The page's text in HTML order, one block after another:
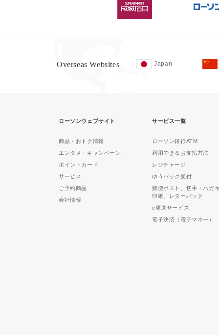
Overseas Websites Japan
ローソンウェブサイト
商品・おトク情報
エンタメ・キャンペーン
ポイントカード
サービス
ご予約商品
会社情報
サービス一覧
ローソン銀行ATM
利用できるお支払方法
レジチャージ
ゆうパック受付
郵便ポスト、切手・ハガ
印紙、レターパック
e発送サービス
電子決済（電子マネー）